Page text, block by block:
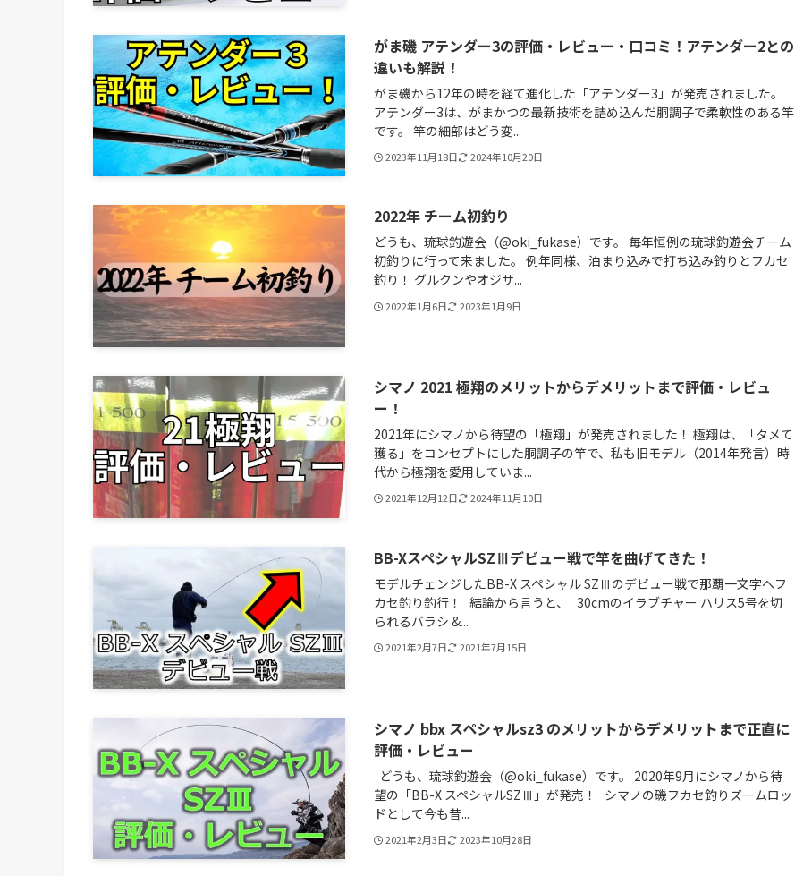
がま磯 アテンダー3の評価・レビュー・口コミ！アテンダー2との
違いも解説！
がま磯から12年の時を経て進化した「アテンダー3」が発売されました。
アテンダー3は、がまかつの最新技術を詰め込んだ胴調子で柔軟性のある竿
です。 竿の細部はどう変...
2023年11月18日 2024年10月20日
2022年 チーム初釣り
どうも、琉球釣遊会（@oki_fukase）です。 毎年恒例の琉球釣遊会チーム
初釣りに行って来ました。 例年同様、泊まり込みで打ち込み釣りとフカセ
釣り！ グルクンやオジサ...
2022年1月6日 2023年1月9日
シマノ 2021 極翔のメリットからデメリットまで評価・レビュ
ー！
2021年にシマノから待望の「極翔」が発売されました！ 極翔は、「タメて
獲る」をコンセプトにした胴調子の竿で、私も旧モデル（2014年発言）時
代から極翔を愛用していま...
2021年12月12日 2024年11月10日
BB-XスペシャルSZⅢデビュー戦で竿を曲げてきた！
モデルチェンジしたBB-X スペシャル SZⅢのデビュー戦で那覇一文字へフ
カセ釣り釣行！ 結論から言うと、 30cmのイラブチャー ハリス5号を切
られるバラシ &...
2021年2月7日 2021年7月15日
シマノ bbx スペシャルsz3 のメリットからデメリットまで正直に
評価・レビュー
どうも、琉球釣遊会（@oki_fukase）です。 2020年9月にシマノから待
望の「BB-X スペシャルSZⅢ」が発売！ シマノの磯フカセ釣りズームロッ
ドとして今も昔...
2021年2月3日 2023年10月28日